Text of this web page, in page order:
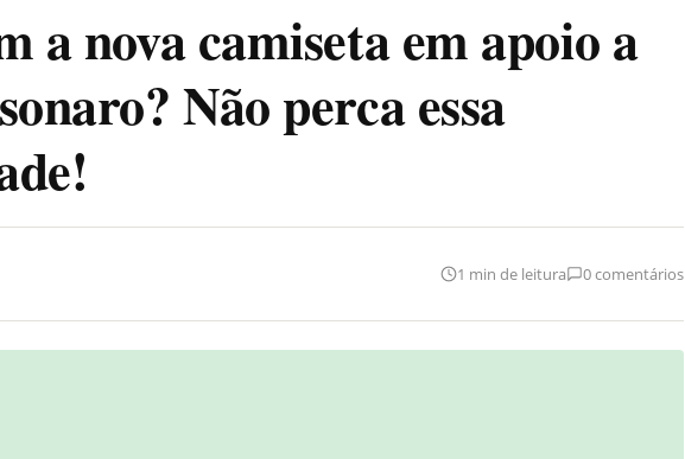
a nova camiseta em apoio a
Não perca essa
1 min de leitura 0 comentários